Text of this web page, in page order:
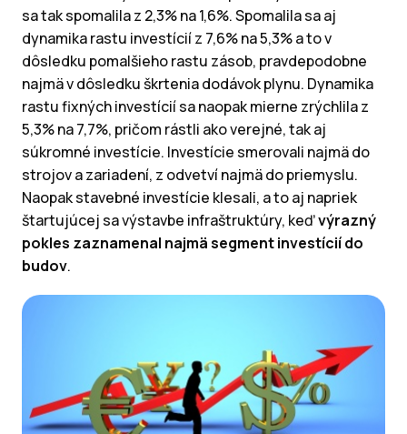
sa tak spomalila z 2,3% na 1,6%. Spomalila sa aj
dynamika rastu investícií z 7,6% na 5,3% a to v
dôsledku pomalšieho rastu zásob, pravdepodobne
najmä v dôsledku škrtenia dodávok plynu. Dynamika
rastu fixných investícií sa naopak mierne zrýchlila z
5,3% na 7,7%, pričom rástli ako verejné, tak aj
súkromné investície. Investície smerovali najmä do
strojov a zariadení, z odvetví najmä do priemyslu.
Naopak stavebné investície klesali, a to aj napriek
štartujúcej sa výstavbe infraštruktúry, keďvýrazný
pokles zaznamenal najmä segment investícií do
budov.